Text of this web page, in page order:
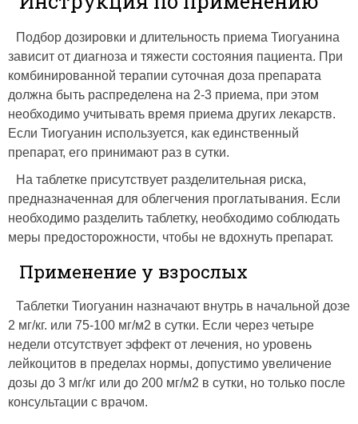
Подбор дозировки и длительность приема Тиогуанина
зависит от диагноза и тяжести состояния пациента. При
комбинированной терапии суточная доза препарата
должна быть распределена на 2-3 приема, при этом
необходимо учитывать время приема других лекарств.
Если Тиогуанин используется, как единственный
препарат, его принимают раз в сутки.
На таблетке присутствует разделительная риска,
предназначенная для облегчения проглатывания. Если
необходимо разделить таблетку, необходимо соблюдать
меры предосторожности, чтобы не вдохнуть препарат.
Применение у взрослых
Таблетки Тиогуанин назначают внутрь в начальной дозе
2 мг/кг. или 75-100 мг/м2 в сутки. Если через четыре
недели отсутствует эффект от лечения, но уровень
лейкоцитов в пределах нормы, допустимо увеличение
дозы до 3 мг/кг или до 200 мг/м2 в сутки, но только после
консультации с врачом.